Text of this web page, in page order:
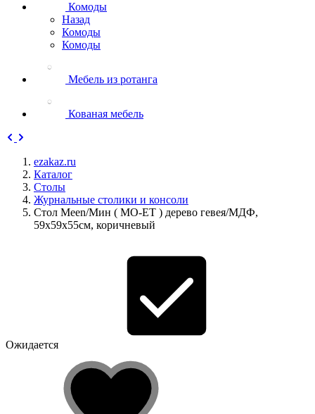
Комоды
Назад
Комоды
Комоды
Мебель из ротанга
Кованая мебель
ezakaz.ru
Каталог
Столы
Журнальные столики и консоли
Стол Meen/Мин ( MO-ET ) дерево гевея/МДФ,
59х59х55см, коричневый
Ожидается